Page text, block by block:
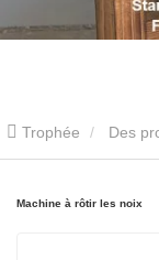
Trophée Des
Machine à rôtir les noix